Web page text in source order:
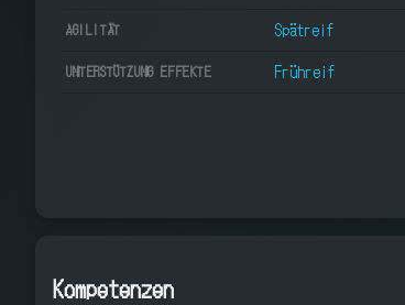
AGILITÄT Spätreif
UNTERSTÜTZUNG EFFEKTE Frühreif
Kompetenzen